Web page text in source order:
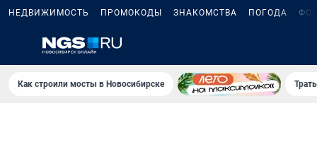
НЕДВИЖИМОСТЬ ПРОМОКОДЫ ЗНАКОМСТВА ПОГОДА
Как строили мосты в Новосибирске